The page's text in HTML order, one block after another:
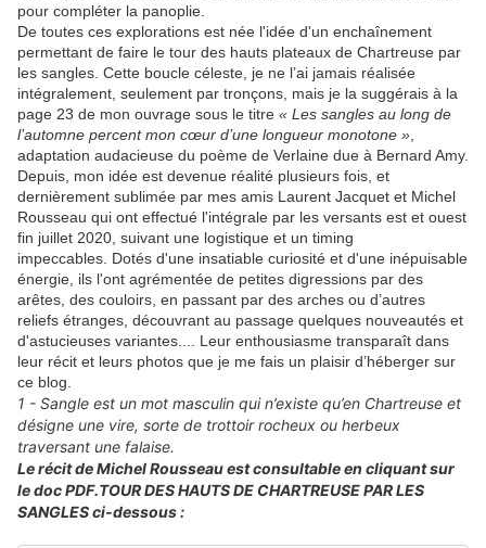
pour compléter la panoplie.
De toutes ces explorations est née l'idée d'un enchaînement
permettant de faire le tour des hauts plateaux de Chartreuse par
les sangles. Cette boucle céleste, je ne l’ai jamais réalisée
intégralement, seulement par tronçons, mais je la suggérais à la
page 23 de mon ouvrage sous le titre « Les sangles au long de
l’automne percent mon cœur d’une longueur monotone »
adaptation audacieuse du poème de Verlaine due à Bernard Amy.
Depuis, mon idée est devenue réalité plusieurs fois, et
dernièrement sublimée par mes amis Laurent Jacquet et Michel
Rousseau qui ont effectué l'intégrale par les versants est et ouest
fin juillet 2020, suivant une logistique et un timing
impeccables. Dotés d'une insatiable curiosité et d'une inépuisable
énergie, ils l'ont agrémentée de petites digressions par des
arêtes, des couloirs, en passant par des arches ou d’autres
reliefs étranges, découvrant au passage quelques nouveautés et
d'astucieuses variantes.... Leur enthousiasme transparaît dans
leur récit et leurs photos que je me fais un plaisir d’héberger sur
ce blog.
1 - Sangle est un mot masculin qui n’existe qu’en Chartreuse et
désigne une vire, sorte de trottoir rocheux ou herbeux
traversant une falaise.
Le récit de Michel Rousseau est consultable en cliquant sur
le doc PDF.TOUR DES HAUTS DE CHARTREUSE PAR LES
SANGLES ci-dessous :